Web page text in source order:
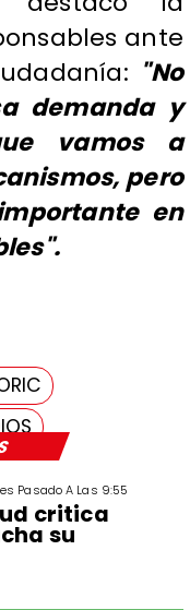
Pasado A Las 9:55
critica
su
ante
"No
demanda y
vamos a
pero
en